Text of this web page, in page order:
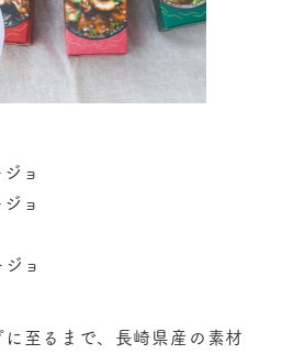
ョ
ョ
ョ
至るまで、長崎県産の素材